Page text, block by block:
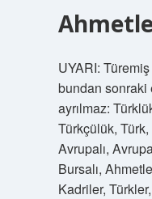
Ahmetle
UYARI:
bundan sonraki
ayrılmaz:
Türkçülük,
Avrupalı,
Bursalı,
Kadriler,